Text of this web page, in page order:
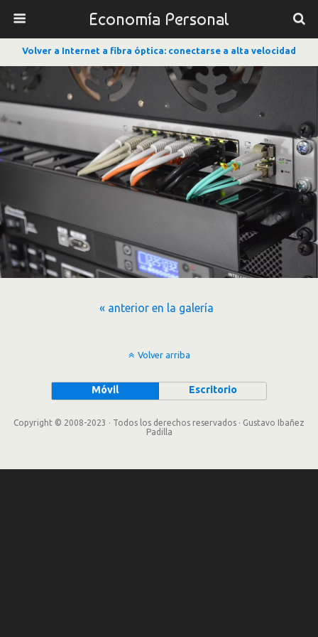
Economía Personal
Volver a Internet a fibra óptica: conectarse a alta velocidad
« anterior en la galería
Volver arriba
Móvil Escritorio
Copyright © 2008-2023 · Todos los derechos reservados · Gustavo Ibañez
Padilla